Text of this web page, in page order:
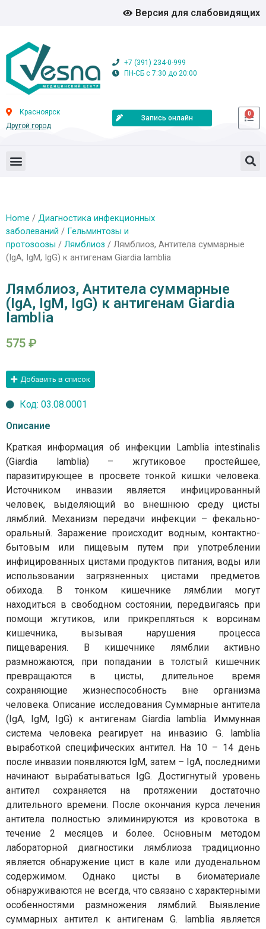
Версия для слабовидящих
+7 (391) 234-0-999
ПН-СБ с 7:30 до 20:00
Красноярск
Другой город
Запись онлайн
0
Home / Диагностика инфекционных
заболеваний / Гельминтозы и
протозоозы / Лямблиоз / Лямблиоз, Антитела суммарные
(IgA, IgM, IgG) к антигенам Giardia lamblia
Лямблиоз, Антитела суммарные
(IgA, IgM, IgG) к антигенам Giardia
lamblia
575 ₽
Добавить в список
Код: 03.08.0001
Описание
Краткая информация об инфекции Lamblia intestinalis
(Giardia lamblia) – жгутиковое простейшее,
паразитирующее в просвете тонкой кишки человека.
Источником инвазии является инфицированный
человек, выделяющий во внешнюю среду цисты
лямблий. Механизм передачи инфекции – фекально-
оральный. Заражение происходит водным, контактно-
бытовым или пищевым путем при употреблении
инфицированных цистами продуктов питания, воды или
использовании загрязненных цистами предметов
обихода. В тонком кишечнике лямблии могут
находиться в свободном состоянии, передвигаясь при
помощи жгутиков, или прикрепляться к ворсинам
кишечника, вызывая нарушения процесса
пищеварения. В кишечнике лямблии активно
размножаются, при попадании в толстый кишечник
превращаются в цисты, длительное время
сохраняющие жизнеспособность вне организма
человека. Описание исследования Суммарные антитела
(IgA, IgM, IgG) к антигенам Giardia lamblia. Иммунная
система человека реагирует на инвазию G. lamblia
выработкой специфических антител. На 10 – 14 день
после инвазии появляются IgM, затем – IgA, последними
начинают вырабатываться IgG. Достигнутый уровень
антител сохраняется на протяжении достаточно
длительного времени. После окончания курса лечения
антитела полностью элиминируются из кровотока в
течение 2 месяцев и более. Основным методом
лабораторной диагностики лямблиоза традиционно
является обнаружение цист в кале или дуоденальном
содержимом. Однако цисты в биоматериале
обнаруживаются не всегда, что связано с характерными
особенностями размножения лямблий. Выявление
суммарных антител к антигенам G. lamblia является